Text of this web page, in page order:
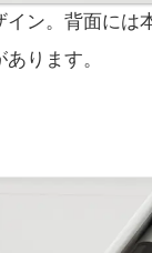
ン。背面には
ります。